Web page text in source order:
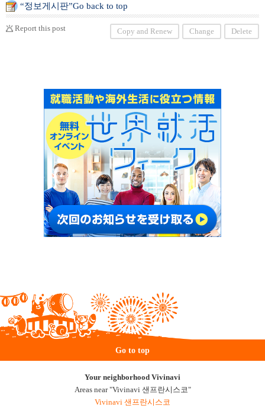
“정보게시판”Go back to top
Report this post Copy and Renew Change Delete
Go to top
Your neighborhood Vivinavi
Areas near "Vivinavi 샌프란시스코"
Vivinavi 샌프란시스코